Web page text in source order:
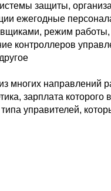
защиты,
ежегодные
режим работы,
контроллеров
многих направлений
зарплата которого
управителей,